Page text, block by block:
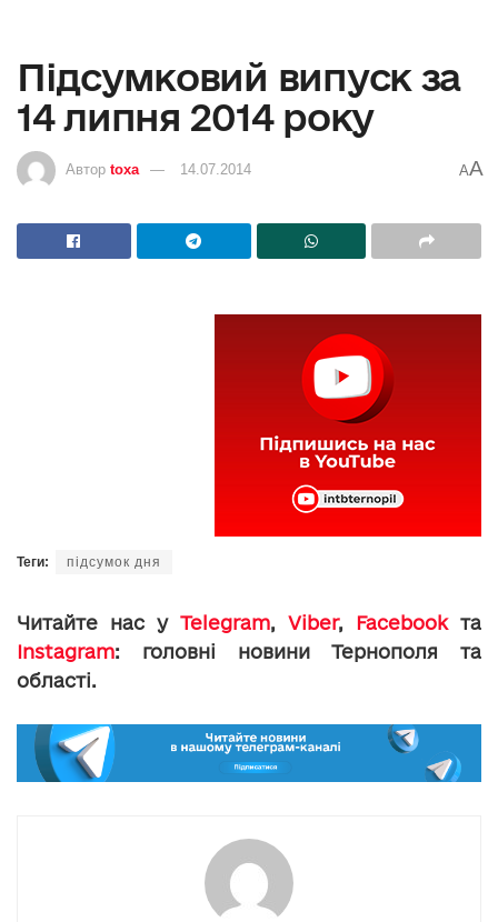
Підсумковий випуск за
14 липня 2014 року
Автор toxa 14.07.2014 AA
Теги: підсумок дня
Читайте нас у Telegram, Viber, Facebookта
Instagram: головні новини Тернополя та
області.